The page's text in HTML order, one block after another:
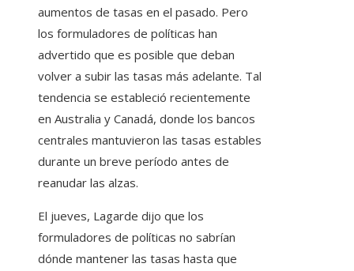
aumentos de tasas en el pasado. Pero
los formuladores de políticas han
advertido que es posible que deban
volver a subir las tasas más adelante. Tal
tendencia se estableció recientemente
en Australia y Canadá, donde los bancos
centrales mantuvieron las tasas estables
durante un breve período antes de
reanudar las alzas.
El jueves, Lagarde dijo que los
formuladores de políticas no sabrían
dónde mantener las tasas hasta que